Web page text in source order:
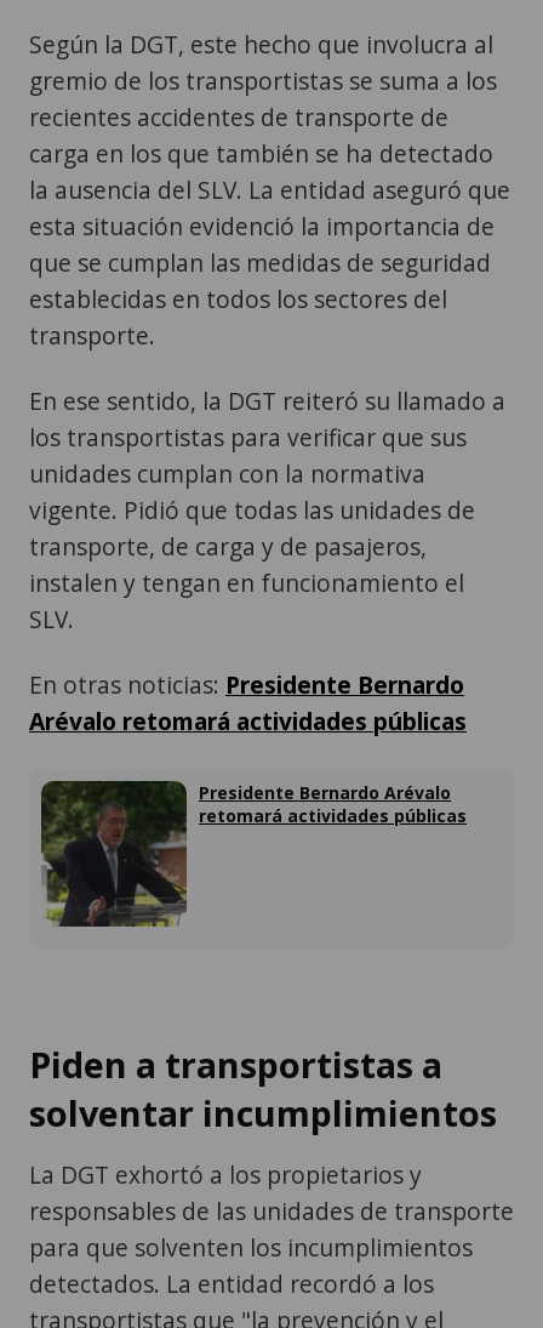
Según la DGT, este hecho que involucra al
gremio de los transportistas se suma a los
recientes accidentes de transporte de
carga en los que también se ha detectado
la ausencia del SLV. La entidad aseguró que
esta situación evidenció la importancia de
que se cumplan las medidas de seguridad
establecidas en todos los sectores del
transporte.
En ese sentido, la DGT reiteró su llamado a
los transportistas para verificar que sus
unidades cumplan con la normativa
vigente. Pidió que todas las unidades de
transporte, de carga y de pasajeros,
instalen y tengan en funcionamiento el
SLV.
En otras noticias: Presidente Bernardo
Arévalo retomará actividades públicas
Presidente Bernardo Arévalo
retomará actividades públicas
Piden a transportistas a
solventar incumplimientos
La DGT exhortó a los propietarios y
responsables de las unidades de transporte
para que solventen los incumplimientos
detectados. La entidad recordó a los
transportistas que "la prevención y el